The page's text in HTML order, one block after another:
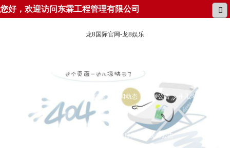
您好，欢迎访问东霖工程管理有限公司
龙8国际官网-龙8娱乐
所在位置： 龙8国际官网-龙8娱乐 新闻动态 招标公告 井儿沟乡井儿沟
村高速口两侧基础设施项目竞争性磋商公告